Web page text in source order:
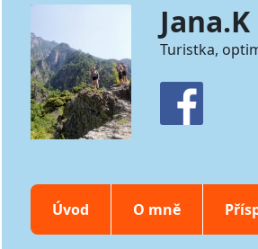
Jana.K
Turistka,
Úvod O mně